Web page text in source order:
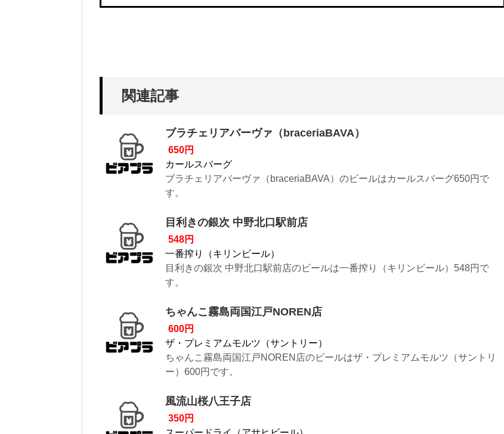
関連記事
ブラチェリアバーヴァ（braceriaBAVA）
650円
カールスバーグ
ブラチェリアバーヴァ（braceriaBAVA）のビールはカールスバーグ650円で
す。
目利きの銀次 中野北口駅前店
548円
一番搾り（キリンビール）
目利きの銀次 中野北口駅前店のビールは一番搾り（キリンビール）548円で
す。
ちゃんこ霧島両国江戸NOREN店
600円
ザ・プレミアムモルツ（サントリー）
ちゃんこ霧島両国江戸NOREN店のビールはザ・プレミアムモルツ（サントリ
ー）600円です。
風流山桜八王子店
350円